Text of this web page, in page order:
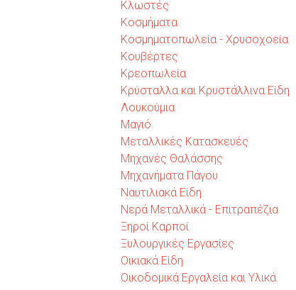
Κλωστές
Κοσμήματα
Κοσμηματοπωλεία - Χρυσοχοεία
Κουβέρτες
Κρεοπωλεία
Κρύσταλλα και Κρυστάλλινα Είδη
Λουκούμια
Μαγιό
Μεταλλικές Κατασκευές
Μηχανές Θαλάσσης
Μηχανήματα Πάγου
Ναυτιλιακά Είδη
Νερά Μεταλλικά - Επιτραπέζια
Ξηροί Καρποί
Ξυλουργικές Εργασίες
Οικιακά Είδη
Οικοδομικά Εργαλεία και Υλικά